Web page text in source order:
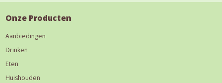
Onze Producten
Aanbiedingen
Drinken
Eten
Huishouden